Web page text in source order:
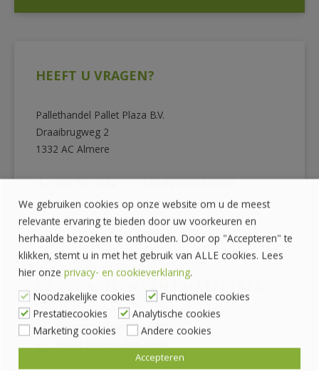
HEEFT U VRAGEN?
Pallethandel Pallet Plaza B.V.
Draaibrugweg 2
1332 AC Almere
036 760 4262 info@palletplaza.nl
DE VOORDELEN VAN PALLETPLAZA
Prijzen zijn exclusief BTW
Veilig betalen met iDeal
Ophalen of laten bezorgen
We gebruiken cookies op onze website om u de meest
relevante ervaring te bieden door uw voorkeuren en
herhaalde bezoeken te onthouden. Door op "Accepteren" te
klikken, stemt u in met het gebruik van ALLE cookies. Lees
hier onze privacy- en cookieverklaring.
Noodzakelijke cookies
Functionele cookies
Prestatiecookies
Analytische cookies
Marketing cookies
Andere cookies
Accepteren